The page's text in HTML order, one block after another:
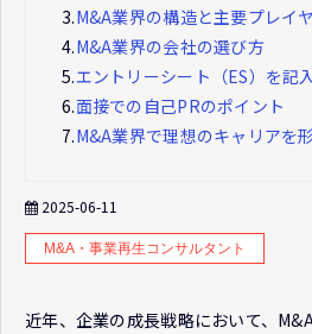
3.M&A業界の構造と主要プレイ
4.M&A業界の会社の選び方
5.エントリーシート（ES）を記
6.面接での自己PRのポイント
7.M&A業界で理想のキャリアを
2025-06-11
M&A・事業再生コンサルタント
近年、企業の成長戦略において、